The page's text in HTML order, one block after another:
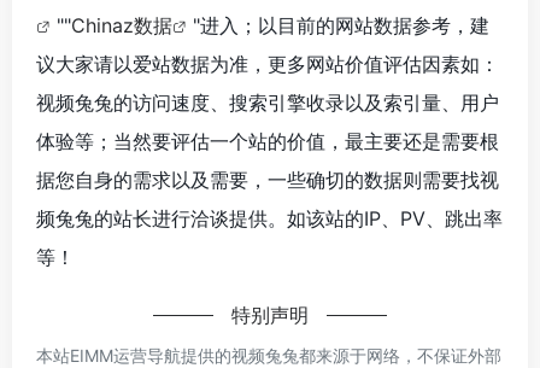
""Chinaz数据
"进入；以目前的网站数据参考，建
议大家请以爱站数据为准，更多网站价值评估因素如：
视频兔兔的访问速度、搜索引擎收录以及索引量、用户
体验等；当然要评估一个站的价值，最主要还是需要根
据您自身的需求以及需要，一些确切的数据则需要找视
频兔兔的站长进行洽谈提供。如该站的IP、PV、跳出率
等！
特别声明
本站EIMM运营导航提供的视频兔兔都来源于网络，不保证外部